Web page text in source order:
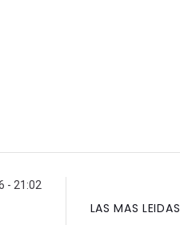
- 21:02
LAS MAS LEIDAS